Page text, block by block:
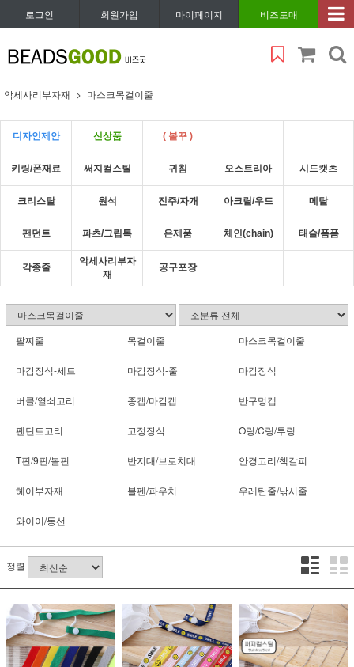
로그인 회원가입 마이페이지 비즈도매
악세사리부자재 마스크목걸이줄
디자인제안 신상품 ( 볼꾸 )
키링/폰재료 써지컬스틸 귀침 오스트리아 시드캣츠
크리스탈 원석 진주/자개 아크릴/우드 메탈
팬던트 파츠/그립톡 은제품 체인(chain) 태슬/폼폼
각종줄
악세사리부자
재
공구포장
팔찌줄 목걸이줄 마스크목걸이줄
마감장식-세트 마감장식-줄 마감장식
버클/열쇠고리 종캡/마감캡 반구멍캡
펜던트고리 고정장식 O링/C링/투링
T핀/9핀/볼핀 반지대/브로치대 안경고리/책갈피
헤어부자재 볼펜/파우치 우레탄줄/낚시줄
와이어/동선
정렬